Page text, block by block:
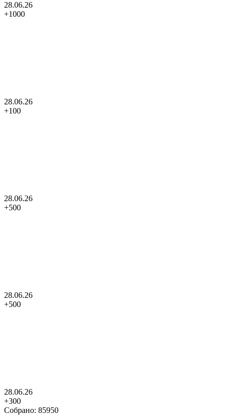
28.06.26
+1000
28.06.26
+100
28.06.26
+500
28.06.26
+500
28.06.26
+300
Собрано: 85950